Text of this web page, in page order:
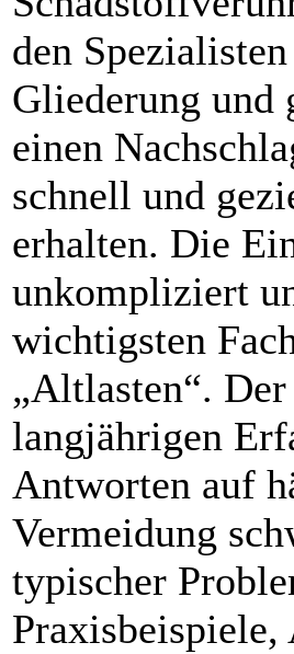
den
Gliederung und
einen
schnell und
erhalten. Die
unkompliziert
wichtigsten
„Altlasten“.
langjährigen
Antworten auf
Vermeidung
typischer